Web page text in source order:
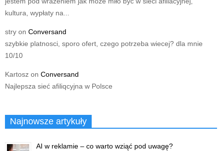
kultura, wypłaty na...
stry on Conversand
szybkie platnosci, sporo ofert, czego potrzeba wiecej? dla mnie
10/10
Kartosz on Conversand
Najlepsza sieć afiliqcyjna w Polsce
Najnowsze artykuły
AI w reklamie – co warto wziąć pod uwagę?